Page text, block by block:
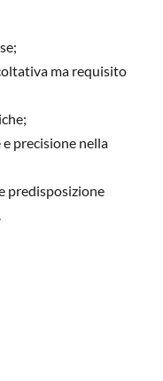
ma requisito
precisione nella
predisposizione